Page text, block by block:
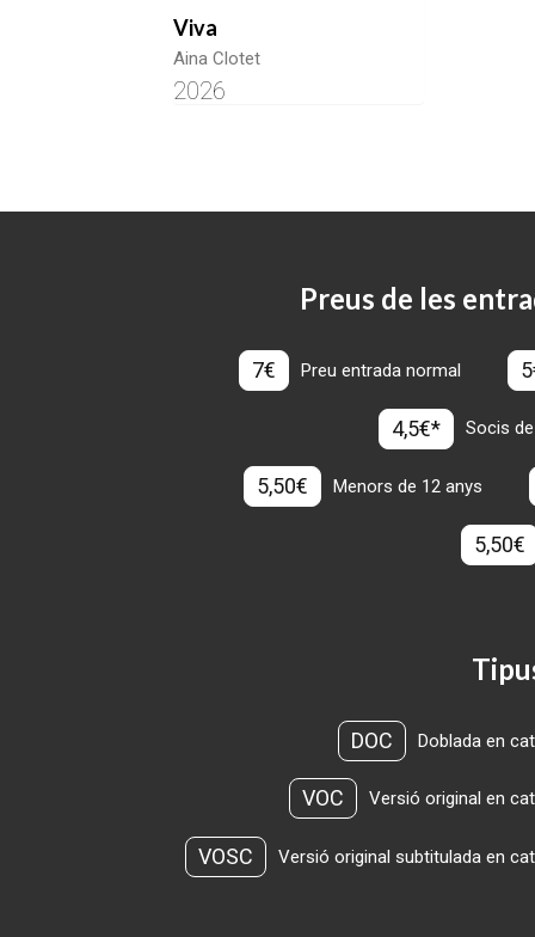
Viva
Aina Clotet
2026
Preus de les
7€ Preu entrada normal
4,5€* Socis
5,50€ Menors de 12 anys
5,50€
DOC Doblada en
VOC Versió original en
VOSC Versió original subtitulada en